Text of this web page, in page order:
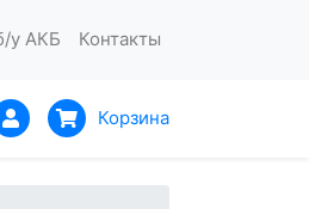
у АКБ Контакты
Корзина